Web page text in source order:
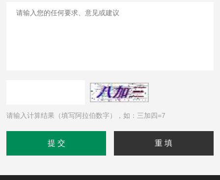
请输入计算结果（填写阿拉伯数字），如：三加四=7